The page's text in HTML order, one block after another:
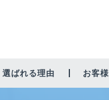
選ばれる理由 お客